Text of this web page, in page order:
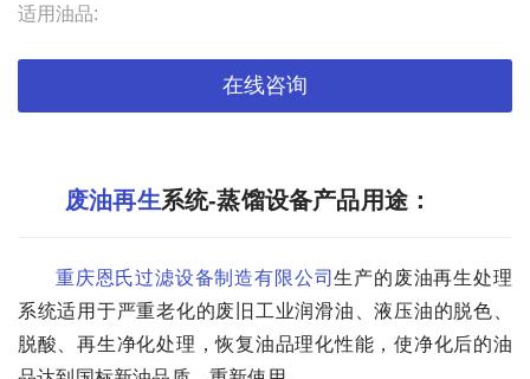
适用油品:
在线咨询
废油再生系统-蒸馏设备产品用途：
重庆恩氏过滤设备制造有限公司生产的废油再生处理
系统适用于严重老化的废旧工业润滑油、液压油的脱色、
脱酸、再生净化处理，恢复油品理化性能，使净化后的油